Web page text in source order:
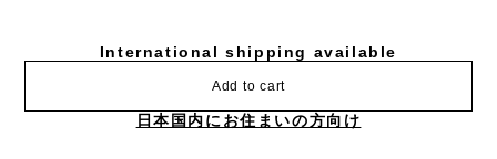
International shipping available
Add to cart
日本国内にお住まいの方向け